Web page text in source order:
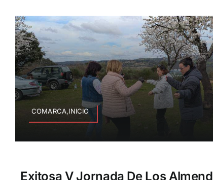
COMARCA,INICIO
Exitosa V Jornada De Los